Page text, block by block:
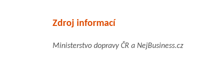
Zdroj informací
Ministerstvo dopravy ČR a NejBusiness.cz